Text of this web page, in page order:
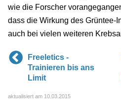
wie die Forscher
dass die Wirkung des Grüntee-
auch bei vielen weiteren
Freeletics -
Trainieren bis ans
Limit
aktualisiert am 10.03.2015